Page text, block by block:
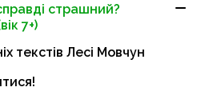
страшний?
7+)
текстів Лесі Мовчун